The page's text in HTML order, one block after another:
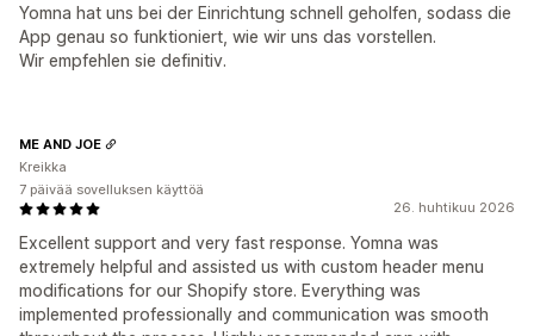
Yomna hat uns bei der Einrichtung schnell geholfen, sodass die
App genau so funktioniert, wie wir uns das vorstellen.
Wir empfehlen sie definitiv.
26. huhtikuu 2026
Excellent support and very fast response. Yomna was
extremely helpful and assisted us with custom header menu
modifications for our Shopify store. Everything was
implemented professionally and communication was smooth
ME AND JOE
Kreikka
7 päivää sovelluksen käyttöä